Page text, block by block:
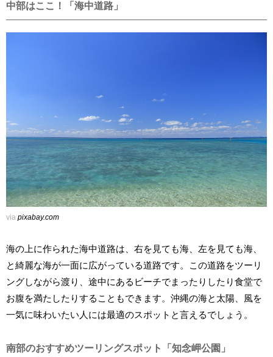
中部はここ！「海中道路」
via pixabay.com
海の上に作られた海中道路は、右を見ても海、左を見ても海、
と綺麗な海が一面に広がっている道路です。この道路をツーリ
ングしながら渡り、途中にあるビーチでまったりしたり食堂で
お腹を満たしたりすることもできます。沖縄の海と太陽、風を
一気に味わいたい人には最適のスポットと言えるでしょう。
南部のおすすめツーリングスポット「知念岬公園」